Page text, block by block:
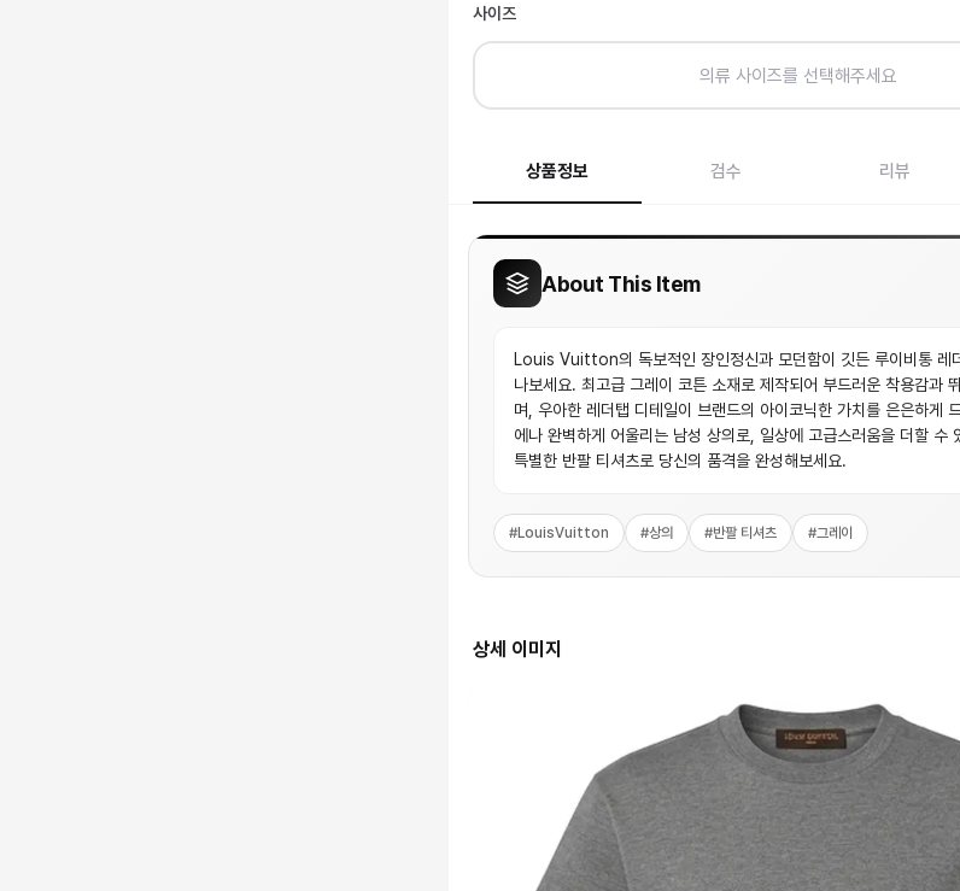
사이즈
의류 사이즈를 선택해주세요
상품정보 검수 리뷰
About This Item
Louis Vuitton의 독보적인 장인정신과 모던함이 깃든 루이비통 레
나보세요. 최고급 그레이 코튼 소재로 제작되어 부드러운 착용감과
며, 우아한 레더탭 디테일이 브랜드의 아이코닉한 가치를 은은하게
에나 완벽하게 어울리는 남성 상의로, 일상에 고급스러움을 더할 수
특별한 반팔 티셔츠로 당신의 품격을 완성해보세요.
#LouisVuitton #상의 #반팔 티셔츠 #그레이
상세 이미지